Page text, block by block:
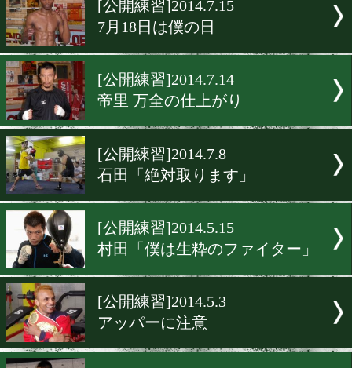
[動画・公開練習]2014.8.25
手の内は明かさず
[公開練習]2014.8.1
[動画・公開練習]2014.7.24
世界王者vs世界王者
[公開練習]2014.7.15
7月18日は僕の日